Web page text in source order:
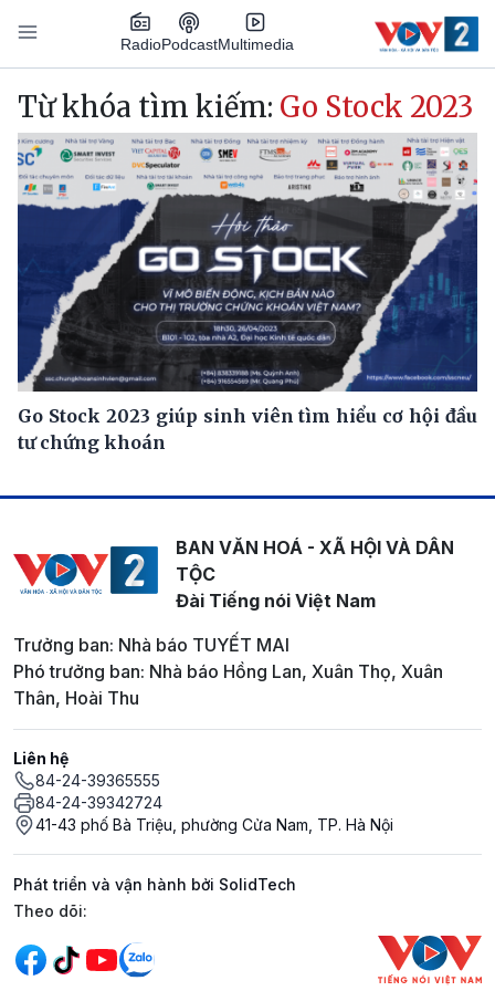
Nhảy đến nội dung
RadioPodcastMultimedia
Main navigation
Từ khóa tìm kiếm: Go Stock 2023
Go Stock 2023 giúp sinh viên tìm hiểu cơ hội đầu
tư chứng khoán
BAN VĂN HOÁ - XÃ HỘI VÀ DÂN
TỘC
Đài Tiếng nói Việt Nam
Trưởng ban: Nhà báo TUYẾT MAI
Phó trưởng ban: Nhà báo Hồng Lan, Xuân Thọ, Xuân
Thân, Hoài Thu
Liên hệ
84-24-39365555
84-24-39342724
41-43 phố Bà Triệu, phường Cửa Nam, TP. Hà Nội
Phát triển và vận hành bởi SolidTech
Mạng xã hội
Theo dõi: